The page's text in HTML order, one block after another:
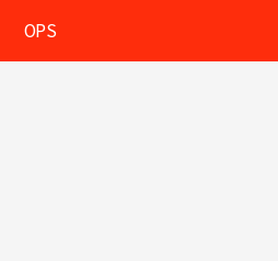
OPS